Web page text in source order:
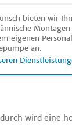
bieten wir
eigenen
an.
wird eine